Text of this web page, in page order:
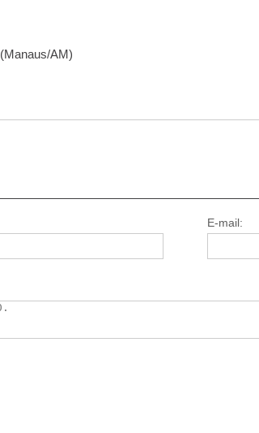
(Manaus/AM)
E-mail: